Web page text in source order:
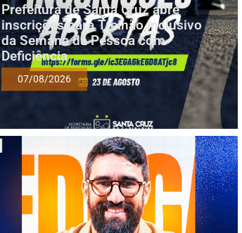
Prefeitura de Santa Cruz abre
inscrições para Treinão Inclusivo
da Semana da Pessoa com
Deficiência
07/08/2026